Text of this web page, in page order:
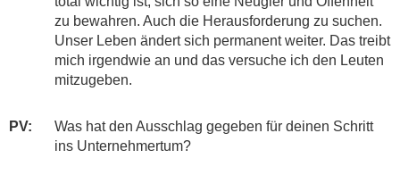
zu bewahren. Auch die Herausforderung zu suchen.
Unser Leben ändert sich permanent weiter. Das treibt
mich irgendwie an und das versuche ich den Leuten
mitzugeben.
PV:
Was hat den Ausschlag gegeben für deinen Schritt
ins Unternehmertum?